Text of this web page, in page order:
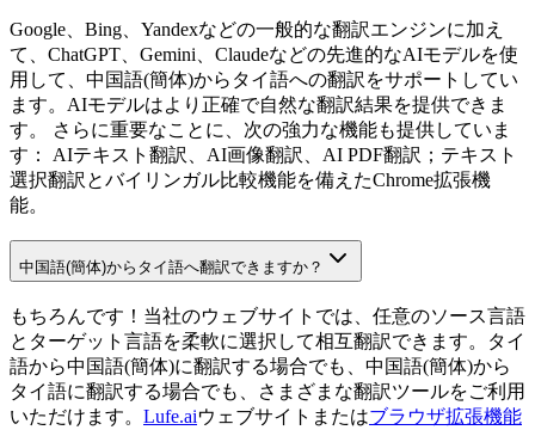
Google、Bing、Yandexなどの一般的な翻訳エンジンに加え
て、ChatGPT、Gemini、Claudeなどの先進的なAIモデルを使
用して、中国語(簡体)からタイ語への翻訳をサポートしてい
ます。AIモデルはより正確で自然な翻訳結果を提供できま
す。 さらに重要なことに、次の強力な機能も提供していま
す： AIテキスト翻訳、AI画像翻訳、AI PDF翻訳；テキスト
選択翻訳とバイリンガル比較機能を備えたChrome拡張機
能。
中国語(簡体)からタイ語へ翻訳できますか？
もちろんです！当社のウェブサイトでは、任意のソース言語
とターゲット言語を柔軟に選択して相互翻訳できます。タイ
語から中国語(簡体)に翻訳する場合でも、中国語(簡体)から
タイ語に翻訳する場合でも、さまざまな翻訳ツールをご利用
いただけます。 Lufe.aiウェブサイトまたはブラウザ拡張機能